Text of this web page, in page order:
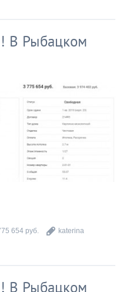
В Рыбацком
654 руб.
katerina
В Рыбацком